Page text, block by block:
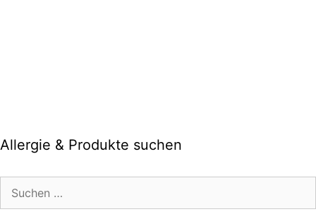
Allergie & Produkte suchen